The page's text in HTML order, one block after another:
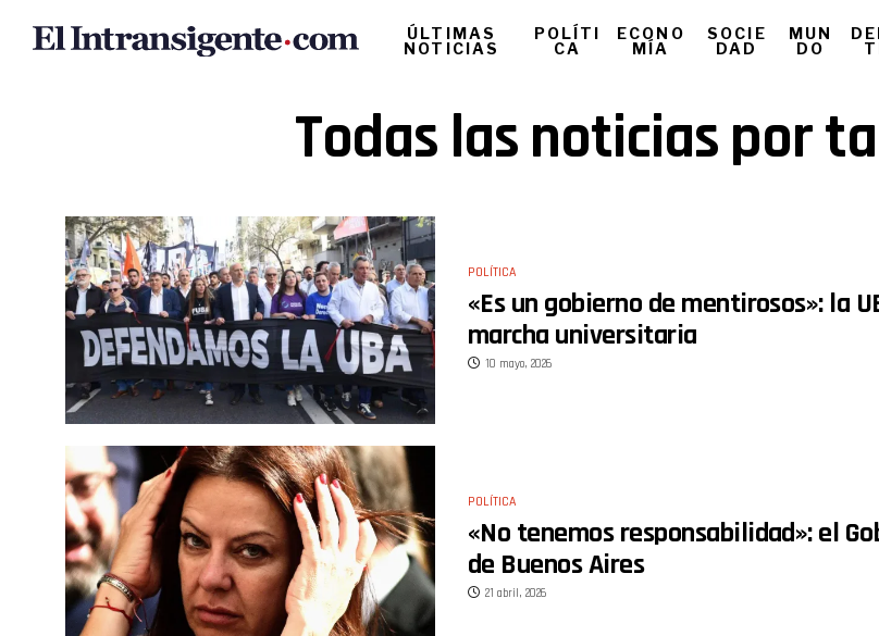
ÚLTIMAS
NOTICIAS
POLÍTI
CA
ECONO
MÍA
SOCIE
DAD
MUN
DO
Todas las noticias por
POLÍTICA
«Es un gobierno de mentirosos»: la
marcha universitaria
10 mayo, 2026
POLÍTICA
«No tenemos responsabilidad»: el
de Buenos Aires
21 abril, 2026